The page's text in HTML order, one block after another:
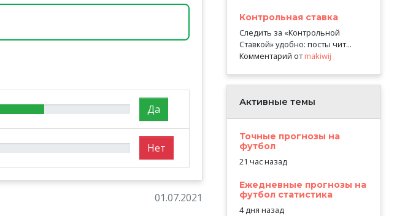
Да
Нет
01.07.2021
Контрольная ставка
Следить за «Контрольной
Ставкой» удобно: посты чит...
Комментарий отmakiwij
Активные темы
Точные прогнозы на
футбол
21 час назад
Ежедневные прогнозы на
футбол статистика
4 дня назад